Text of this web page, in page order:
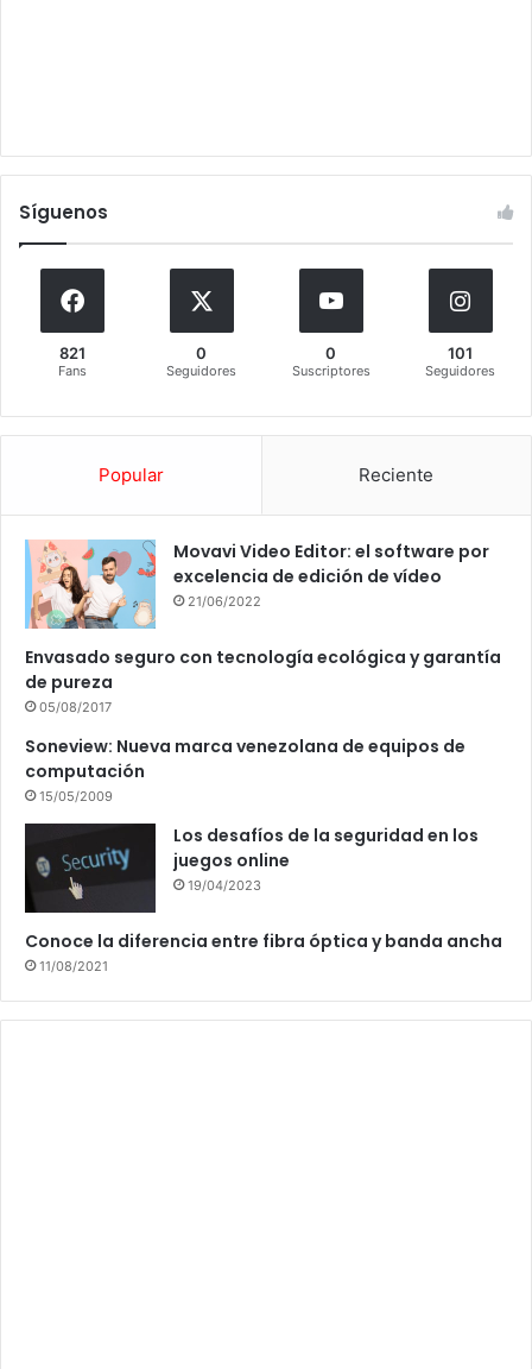
Síguenos
821
Fans
0
Seguidores
0
Suscriptores
101
Seguidores
Popular Reciente
Movavi Video Editor: el software por
excelencia de edición de vídeo
21/06/2022
Envasado seguro con tecnología ecológica y garantía
de pureza
05/08/2017
Soneview: Nueva marca venezolana de equipos de
computación
15/05/2009
Los desafíos de la seguridad en los
juegos online
19/04/2023
Conoce la diferencia entre fibra óptica y banda ancha
11/08/2021